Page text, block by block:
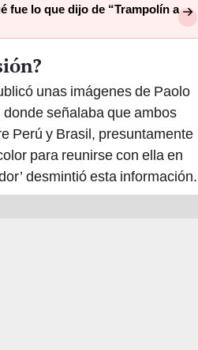
fue lo que dijo de “Trampolín a
unas imágenes de Paolo
donde señalaba que ambos
Perú y Brasil, presuntamente
para reunirse con ella en
desmintió esta información.